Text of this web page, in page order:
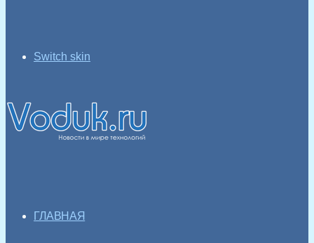
Switch skin
ГЛАВНАЯ